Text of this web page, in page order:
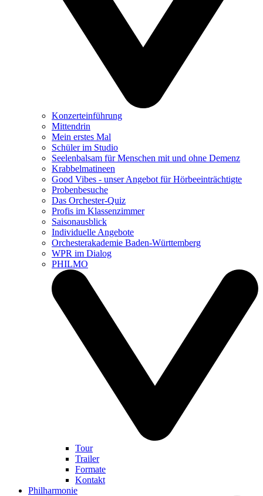
Konzerteinführung
Mittendrin
Mein erstes Mal
Schüler im Studio
Seelenbalsam für Menschen mit und ohne Demenz
Krabbelmatineen
Good Vibes - unser Angebot für Hörbeeinträchtigte
Probenbesuche
Das Orchester-Quiz
Profis im Klassenzimmer
Saisonausblick
Individuelle Angebote
Orchesterakademie Baden-Württemberg
WPR im Dialog
PHILMO
Tour
Trailer
Formate
Kontakt
Philharmonie